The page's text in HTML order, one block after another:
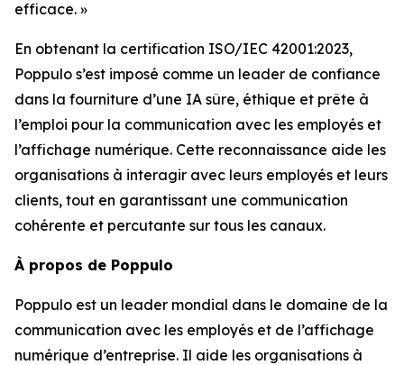
efficace. »
En obtenant la certification ISO/IEC 42001:2023,
Poppulo s’est imposé comme un leader de confiance
dans la fourniture d’une IA sûre, éthique et prête à
l’emploi pour la communication avec les employés et
l’affichage numérique. Cette reconnaissance aide les
organisations à interagir avec leurs employés et leurs
clients, tout en garantissant une communication
cohérente et percutante sur tous les canaux.
À propos de Poppulo
Poppulo est un leader mondial dans le domaine de la
communication avec les employés et de l’affichage
numérique d’entreprise. Il aide les organisations à